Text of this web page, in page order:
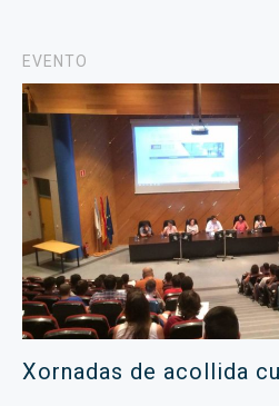
EVENTO
Xornadas de acollida